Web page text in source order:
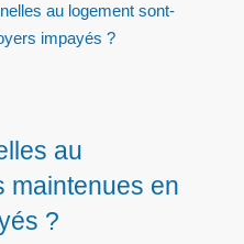
au logement sont-
impayés ?
au
maintenues en
?